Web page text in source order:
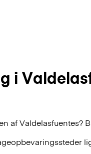
i
af Valdelasfuentes?